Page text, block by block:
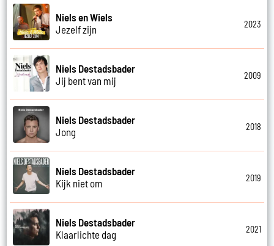
Niels en Wiels
Jezelf zijn
2023
Niels Destadsbader
Jij bent van mij
2009
Niels Destadsbader
Jong
2018
Niels Destadsbader
Kijk niet om
2019
Niels Destadsbader
Klaarlichte dag
2021